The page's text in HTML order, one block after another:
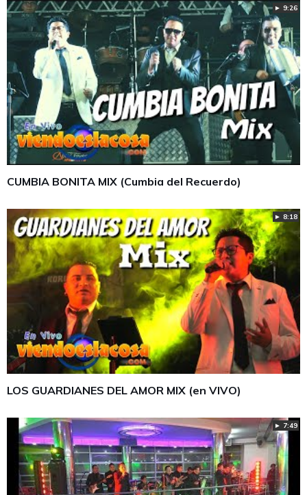
► 9:26
CUMBIA BONITA MIX (Cumbia del Recuerdo)
► 8:18
LOS GUARDIANES DEL AMOR MIX (en VIVO)
► 7:49